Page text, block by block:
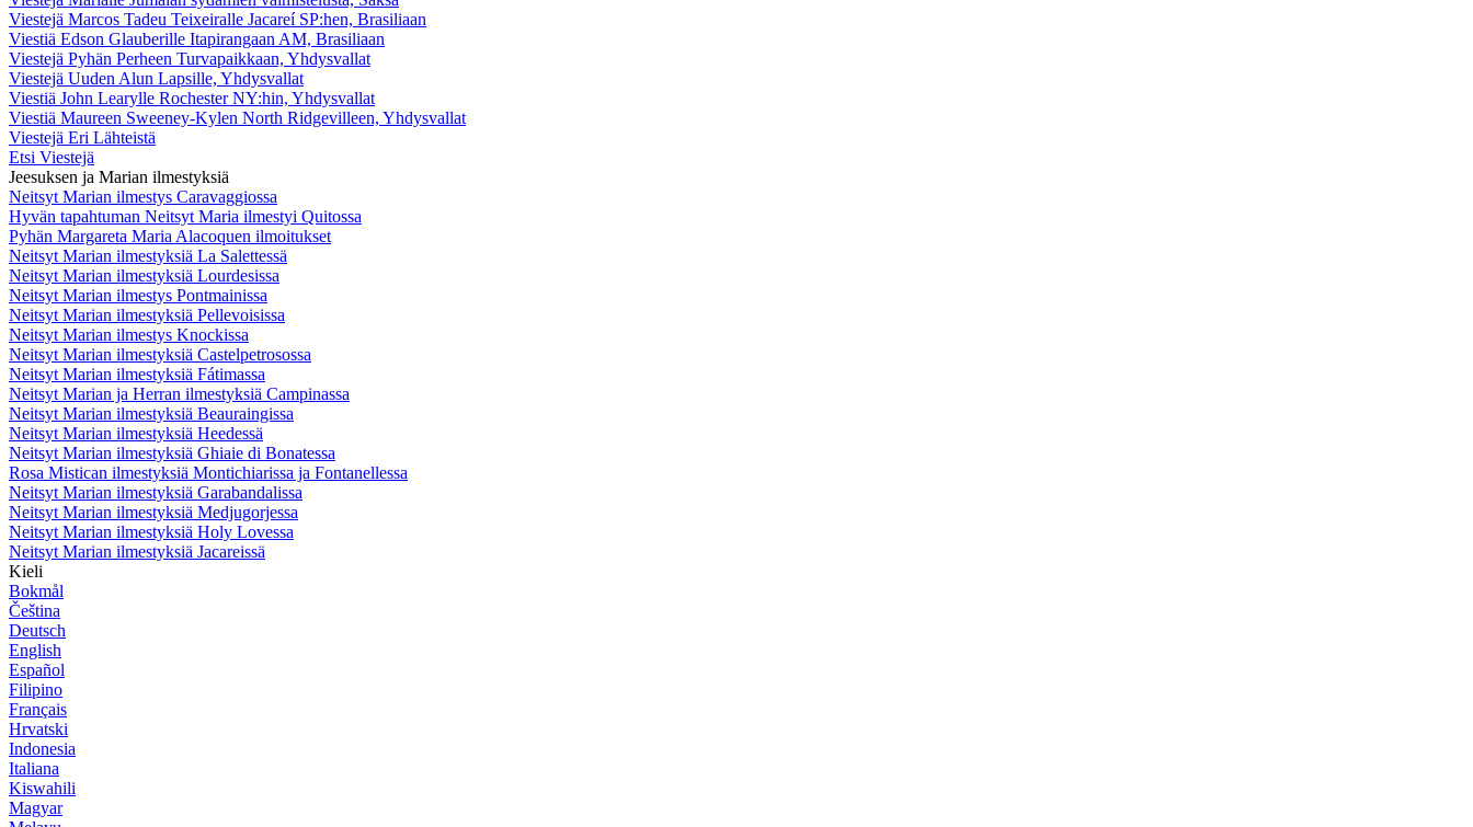
Viestejä Marcos Tadeu Teixeiralle Jacareí SP:hen, Brasiliaan
Viestiä Edson Glauberille Itapirangaan AM, Brasiliaan
Viestejä Pyhän Perheen Turvapaikkaan, Yhdysvallat
Viestejä Uuden Alun Lapsille, Yhdysvallat
Viestiä John Learylle Rochester NY:hin, Yhdysvallat
Viestiä Maureen Sweeney-Kylen North Ridgevilleen, Yhdysvallat
Viestejä Eri Lähteistä
Etsi Viestejä
Jeesuksen ja Marian ilmestyksiä
Neitsyt Marian ilmestys Caravaggiossa
Hyvän tapahtuman Neitsyt Maria ilmestyi Quitossa
Pyhän Margareta Maria Alacoquen ilmoitukset
Neitsyt Marian ilmestyksiä La Salettessä
Neitsyt Marian ilmestyksiä Lourdesissa
Neitsyt Marian ilmestys Pontmainissa
Neitsyt Marian ilmestyksiä Pellevoisissa
Neitsyt Marian ilmestys Knockissa
Neitsyt Marian ilmestyksiä Castelpetrosossa
Neitsyt Marian ilmestyksiä Fátimassa
Neitsyt Marian ja Herran ilmestyksiä Campinassa
Neitsyt Marian ilmestyksiä Beauraingissa
Neitsyt Marian ilmestyksiä Heedessä
Neitsyt Marian ilmestyksiä Ghiaie di Bonatessa
Rosa Mistican ilmestyksiä Montichiarissa ja Fontanellessa
Neitsyt Marian ilmestyksiä Garabandalissa
Neitsyt Marian ilmestyksiä Medjugorjessa
Neitsyt Marian ilmestyksiä Holy Lovessa
Neitsyt Marian ilmestyksiä Jacareissä
Kieli
Bokmål
Čeština
Deutsch
English
Español
Filipino
Français
Hrvatski
Indonesia
Italiana
Kiswahili
Magyar